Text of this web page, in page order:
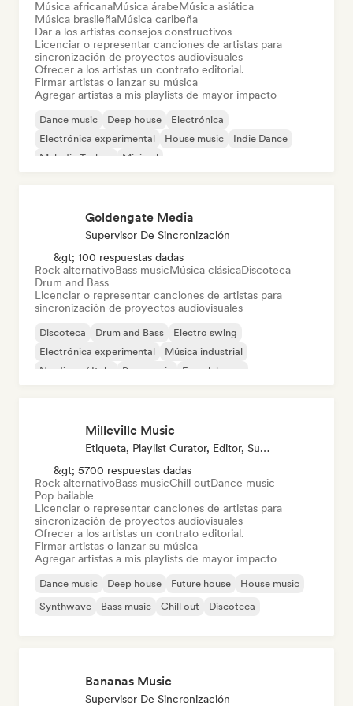
Música africanaMúsica árabeMúsica asiática
Música brasileñaMúsica caribeña
Dar a los artistas consejos constructivos
Licenciar o representar canciones de artistas para
sincronización de proyectos audiovisuales
Ofrecer a los artistas un contrato editorial.
Firmar artistas o lanzar su música
Agregar artistas a mis playlists de mayor impacto
Dance music Deep house
Electrónica
Electrónica experimental
House music
Indie Dance
Melodic Techno
Minimal
Goldengate Media
Supervisor De Sincronización
&gt; 100 respuestas dadas
Rock alternativoBass musicMúsica clásicaDiscoteca
Drum and Bass
Licenciar o representar canciones de artistas para
sincronización de proyectos audiovisuales
Discoteca Drum and Bass
Electro swing
Electrónica experimental
Música industrial
Nu-disco / Italo
Bass music French house
Milleville Music
Etiqueta, Playlist Curator, Editor, Supervisor De Sincronización
&gt; 5700 respuestas dadas
Rock alternativoBass musicChill outDance music
Pop bailable
Licenciar o representar canciones de artistas para
sincronización de proyectos audiovisuales
Ofrecer a los artistas un contrato editorial.
Firmar artistas o lanzar su música
Agregar artistas a mis playlists de mayor impacto
Dance music Deep house Future house
House music
Synthwave
Bass music Chill out Discoteca
Bananas Music
Supervisor De Sincronización